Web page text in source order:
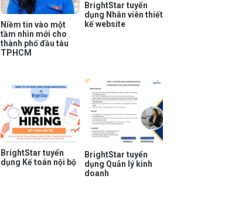
Niềm tin vào một
tầm nhìn mới cho
thành phố đầu tàu
TPHCM
BrightStar tuyển
dụng Nhân viên thiết
kế website
BrightStar tuyển
dụng Kế toán nội bộ
BrightStar tuyển
dụng Quản lý kinh
doanh